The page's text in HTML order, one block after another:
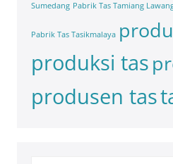
Sumedang Pabrik Tas Tamiang
Pabrik Tas Tasikmalaya
produksi tas
produsen tas